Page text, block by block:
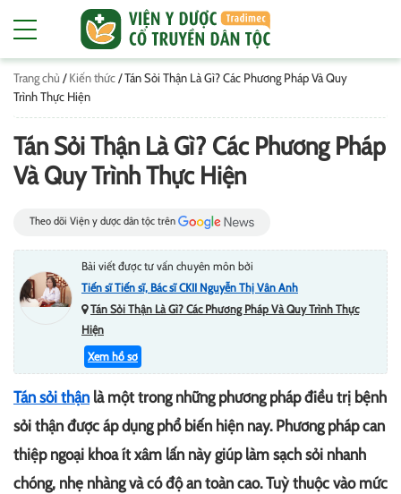
Trang chủ /Kiến thức/Tán Sỏi Thận Là Gì? Các Phương Pháp Và Quy
Trình Thực Hiện
Tán Sỏi Thận Là Gì? Các Phương Pháp
Và Quy Trình Thực Hiện
Theo dõi Viện y dược dân tộc trên
Bài viết được tư vấn chuyên môn bởi
Tiến sĩ Tiến sĩ, Bác sĩ CKII Nguyễn Thị Vân Anh
Tán Sỏi Thận Là Gì? Các Phương Pháp Và Quy Trình Thực
Hiện
Xem hồ sơ
Tán sỏi thận là một trong những phương pháp điều trị bệnh
sỏi thận được áp dụng phổ biến hiện nay. Phương pháp can
thiệp ngoại khoa ít xâm lấn này giúp làm sạch sỏi nhanh
chóng, nhẹ nhàng và có độ an toàn cao. Tuỳ thuộc vào mức